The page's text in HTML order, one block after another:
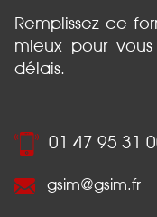
Remplissez ce
mieux pour
délais.
01 47 95 31
gsim@gsim.fr